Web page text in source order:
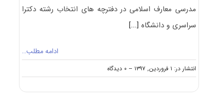
ﻣﺪرسی ﻣﻌﺎرف اﺳﻼمی در دفترچه های انتخاب رشته دکترا
سراسری و دانشگاه[...]
ادامه مطلب…
انتشار در: ۱ فروردین, ۱۳۹۷ -- ۰ دیدگاه
on
ظرفیت